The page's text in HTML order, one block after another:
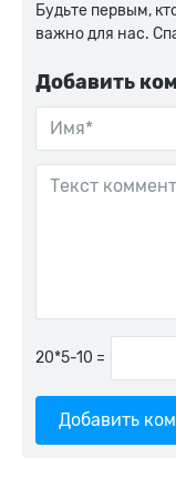
Будьте первым,
важно для нас.
Добавить
=
Добавить